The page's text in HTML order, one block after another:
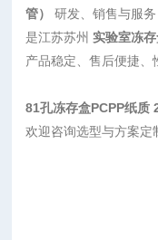
管）
研发、销售与服务
是江苏苏州实验室冻
产品稳定、售后便捷、
81孔冻存盒PCPP纸质
欢迎咨询选型与方案定